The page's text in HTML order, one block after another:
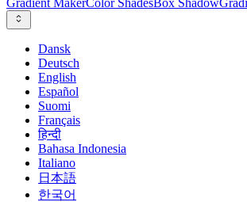
Gradient MakerColor ShadesBox Shadow
Dansk
Deutsch
English
Español
Suomi
Français
हिन्दी
Bahasa Indonesia
Italiano
日本語
한국어